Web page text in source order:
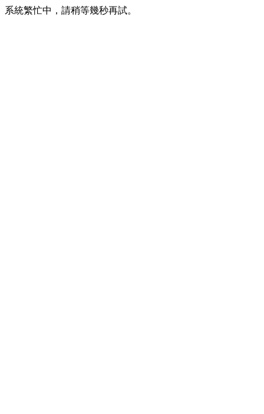
系統繁忙中，請稍等幾秒再試。